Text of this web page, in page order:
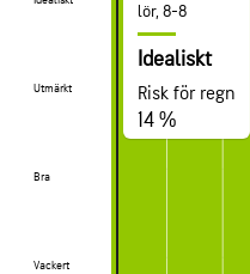
Utmärkt
Bra
Vackert
Utmärkt
Bra
Vackert
lör, 8-8
Idealiskt
Risk för regn
14 %